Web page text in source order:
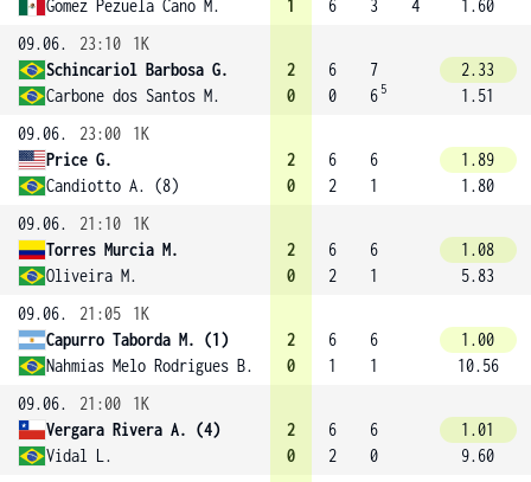
Gomez Pezuela Cano M. 1 6 3 4
1.60
09.06.
23:10
1K
Schincariol Barbosa G.
Carbone dos Santos M.
2
0
6
0
7
6 5
2.33
1.51
09.06.
23:00
1K
Price G.
Candiotto A. (8)
2
0
6
2
6
1
1.89
1.80
09.06.
21:10
1K
Torres Murcia M.
Oliveira M.
2
0
6
2
6
1
1.08
5.83
09.06.
21:05
1K
Capurro Taborda M. (1)
Nahmias Melo Rodrigues B.
2
0
6
1
6
1
1.00
10.56
09.06.
21:00
1K
Vergara Rivera A. (4)
Vidal L.
2
0
6
2
6
0
1.01
9.60